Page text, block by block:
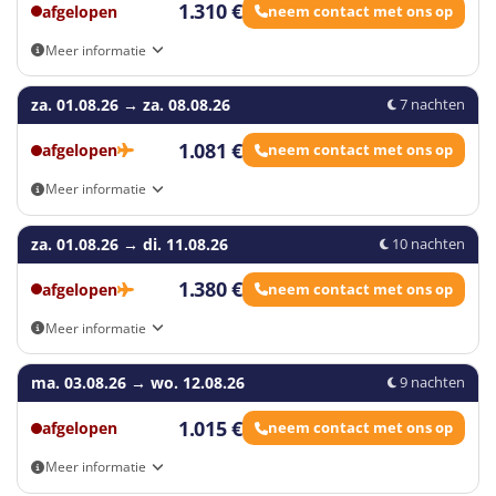
afgelopen 1.310 € neem contact met ons op
Meer informatie
Aankomst- en vertrekmogelijkheden: Eigen vervoer, Aalst,
Antwerpen, Geel, Gent, Hasselt, Kortrijk, Leuven, Loppem, Sint-
Niklaas
za. 01.08.26 → za. 08.08.26 7 nachten
afgelopen 1.081 € neem contact met ons op
Meer informatie
Aankomst- en vertrekmogelijkheden: Eigen vervoer, Brussels
Airport - Zaventem (BRU), Voorkeursluchthaven Brussels South
Charleroi Airport (CRL), Voorkeursluchthaven Eindhoven Airport
(EIN)
za. 01.08.26 → di. 11.08.26 10 nachten
afgelopen 1.380 € neem contact met ons op
Meer informatie
Aankomst- en vertrekmogelijkheden: Eigen vervoer, Brussels
Airport - Zaventem (BRU), Voorkeursluchthaven Brussels South
Charleroi Airport (CRL), Voorkeursluchthaven Eindhoven Airport
(EIN)
ma. 03.08.26 → wo. 12.08.26 9 nachten
afgelopen 1.015 € neem contact met ons op
Meer informatie